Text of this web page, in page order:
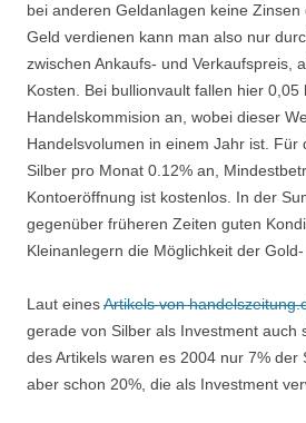
bei anderen Geldanlagen keine Zinsen
Geld verdienen kann man also nur
zwischen Ankaufs- und Verkaufspreis,
Kosten. Bei bullionvault fallen hier 0,05
Handelskommision an, wobei dieser
Handelsvolumen in einem Jahr ist. Für
Silber pro Monat 0.12% an,
Kontoeröffnung ist kostenlos. In der
gegenüber früheren Zeiten guten
Kleinanlegern die Möglichkeit der Gold-
Laut einesArtikels von
gerade von Silber als Investment auch
des Artikels waren es 2004 nur 7% der
aber schon 20%, die als Investment